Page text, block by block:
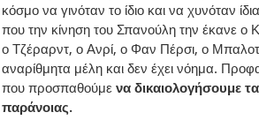
κόσμο να γινόταν το ίδιο και να χυνόταν
που την κίνηση του Σπανούλη την έκανε ο
ο Τζέραρντ, ο Ανρί, ο Φαν Πέρσι, ο
αναρίθμητα μέλη και δεν έχει νόημα.
που προσπαθούμενα δικαιολογήσουμε
παράνοιας.